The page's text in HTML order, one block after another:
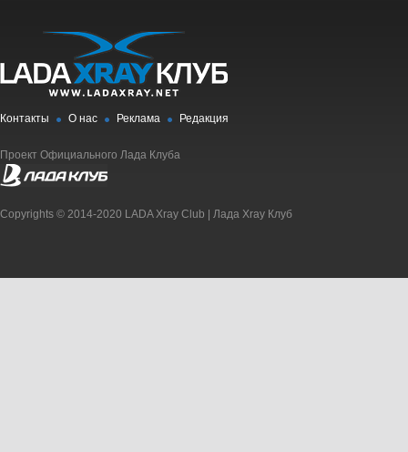
Контакты О нас Реклама Редакция
Проект Официального Лада Клуба
Copyrights © 2014-2020 LADA Xray Club | Лада Xray Клуб